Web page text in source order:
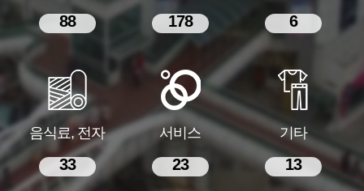
88 178 6
음식료, 전자
33
서비스
23
기타
13